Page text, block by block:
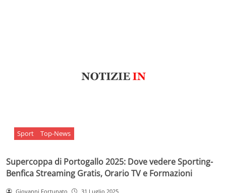
Sport Top-News
Supercoppa di Portogallo 2025: Dove vedere Sporting-
Benfica Streaming Gratis, Orario TV e Formazioni
Giovanni Fortunato 31 Luglio 2025